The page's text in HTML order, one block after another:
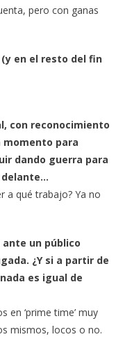
pero con ganas
(y en el resto del fin
con reconocimiento
momento para
dando guerra para
delante…
a qué trabajo? Ya no
un público
¿Y si a partir de
es igual de
en ‘prime time’ muy
mismos, locos o no.